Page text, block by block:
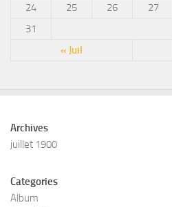
« Juil
24
25 26 27
31
Archives
juillet 1900
Categories
Album